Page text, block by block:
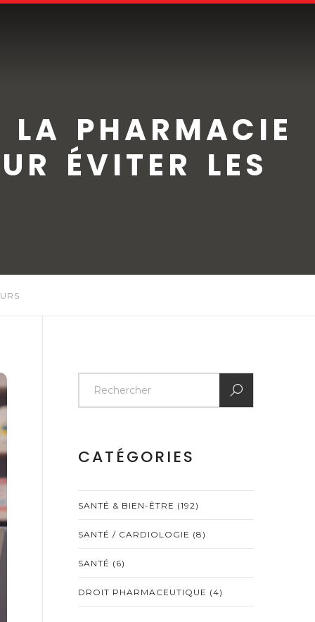
LA PHARMACIE
ÉVITER LES
CATÉGORIES
SANTÉ & BIEN-ÊTRE (192)
SANTÉ / CARDIOLOGIE (8)
SANTÉ (6)
DROIT PHARMACEUTIQUE (4)